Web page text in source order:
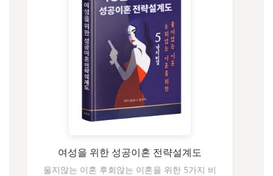
여성을 위한 성공이혼 전략설계도
울지않는 이혼 후회않는 이혼을 위한 5가지 비